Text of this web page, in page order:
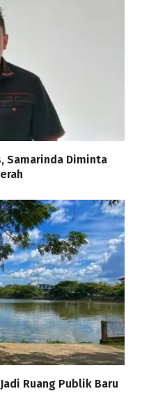
Samarinda Diminta
Ruang Publik Baru